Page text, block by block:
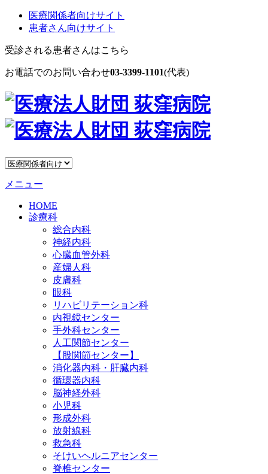
医療関係者向けサイト
患者さん向けサイト
受診される患者さんはこちら
お電話でのお問い合わせ03-3399-1101(代表)
メニュー
HOME
診療科
総合内科
神経内科
心臓血管外科
産婦人科
皮膚科
眼科
リハビリテーション科
内視鏡センター
手外科センター
人工関節センター
【股関節センター】
消化器内科・肝臓内科
循環器内科
脳神経外科
小児科
形成外科
放射線科
救急科
そけいヘルニアセンター
脊椎センター